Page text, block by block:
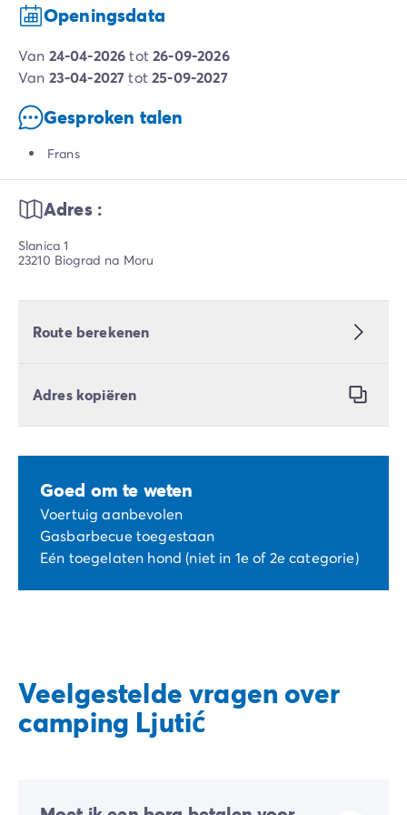
Openingsdata
van 24-04-2026tot26-09-2026
van 23-04-2027tot25-09-2027
Gesproken talen
Frans
Adres :
Slanica 1
23210 Biograd na Moru
Route berekenen
Adres kopiëren
Goed om te weten
Voertuig aanbevolen
Gasbarbecue toegestaan
Eén toegelaten hond (niet in 1e of 2e categorie)
Veelgestelde vragen over
camping Ljutić